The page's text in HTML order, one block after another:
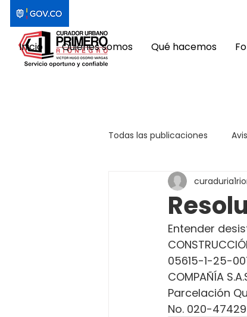
Inicio Quiénes somos Qué hacemos
Todas las publicaciones
Entender
05615-1-25-
COMPAÑÍA
Parcelación
No. 020-